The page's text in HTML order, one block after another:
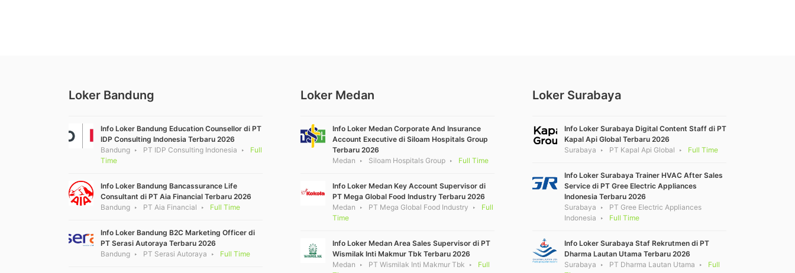
Loker Bandung
Info Loker Bandung Education Counsellor di PT
IDP Consulting Indonesia Terbaru 2026
Bandung
PT IDP Consulting Indonesia
Full
Time
Info Loker Bandung Bancassurance Life
Consultant di PT Aia Financial Terbaru 2026
Bandung
PT Aia Financial Full Time
Info Loker Bandung B2C Marketing Officer di
PT Serasi Autoraya Terbaru 2026
Bandung
PT Serasi Autoraya Full Time
Loker Medan
Info Loker Medan Corporate And Insurance
Account Executive di Siloam Hospitals Group
Terbaru 2026
Medan
Siloam Hospitals Group Full Time
Info Loker Medan Key Account Supervisor di
PT Mega Global Food Industry Terbaru 2026
Medan
PT Mega Global Food Industry
Full
Time
Info Loker Medan Area Sales Supervisor di PT
Wismilak Inti Makmur Tbk Terbaru 2026
Medan
PT Wismilak Inti Makmur Tbk
Full
Loker Surabaya
Info Loker Surabaya Digital Content Staff di PT
Kapal Api Global Terbaru 2026
Surabaya
PT Kapal Api Global Full Time
Info Loker Surabaya Trainer HVAC After Sales
Service di PT Gree Electric Appliances
Indonesia Terbaru 2026
Surabaya
PT Gree Electric Appliances
Indonesia
Full Time
Info Loker Surabaya Staf Rekrutmen di PT
Dharma Lautan Utama Terbaru 2026
Surabaya
PT Dharma Lautan Utama
Full